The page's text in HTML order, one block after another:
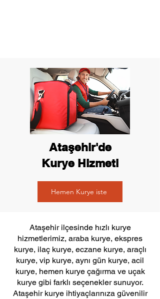
Ataşehir'de
Kurye Hizmeti
Hemen Kurye iste
Ataşehir ilçesinde hızlı kurye
hizmetlerimiz, araba kurye, ekspres
kurye, ilaç kurye, eczane kurye, araçlı
kurye, vip kurye, aynı gün kurye, acil
kurye, hemen kurye çağırma ve uçak
kurye gibi farklı seçenekler sunuyor.
Ataşehir kurye ihtiyaçlarınıza güvenilir